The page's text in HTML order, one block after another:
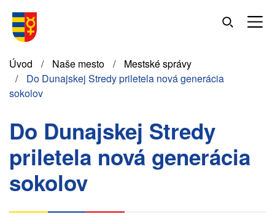
hlavný
Omrvinka
Úvod Naše mesto
Mestské správy
Do Dunajskej Stredy priletela nová generácia
sokolov
Do Dunajskej Stredy
priletela nová generácia
sokolov